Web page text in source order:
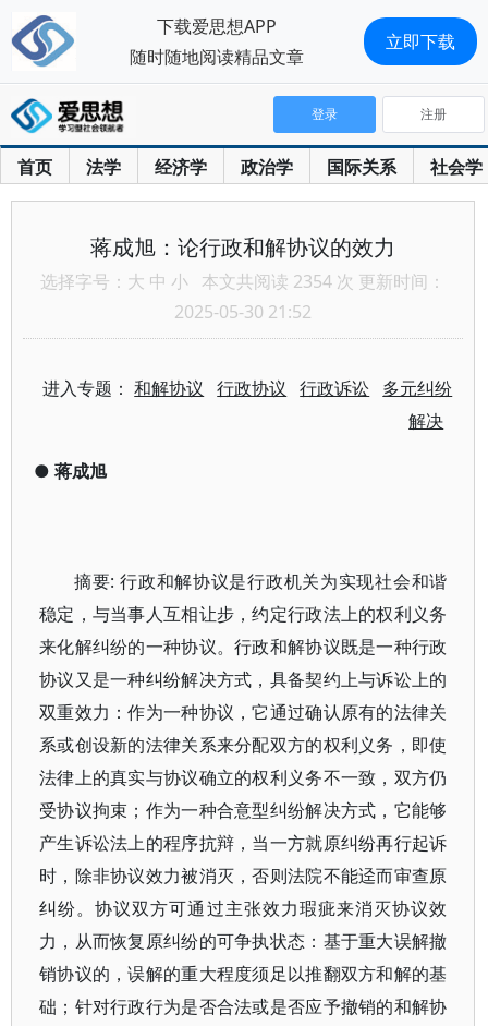
首页 法学 经济学 政治学 国际关系 社会学
登录 注册
蒋成旭：论行政和解协议的效力
选择字号： 大 中 小 本文共阅读 2354 次 更新时间：
2025-05-30 21:52
进入专题：和解协议 行政协议 行政诉讼 多元纠纷
解决
● 蒋成旭
摘要: 行政和解协议是行政机关为实现社会和谐
稳定，与当事人互相让步，约定行政法上的权利义务
来化解纠纷的一种协议。行政和解协议既是一种行政
协议又是一种纠纷解决方式，具备契约上与诉讼上的
双重效力：作为一种协议，它通过确认原有的法律关
系或创设新的法律关系来分配双方的权利义务，即使
法律上的真实与协议确立的权利义务不一致，双方仍
受协议拘束；作为一种合意型纠纷解决方式，它能够
产生诉讼法上的程序抗辩，当一方就原纠纷再行起诉
时，除非协议效力被消灭，否则法院不能迳而审查原
纠纷。协议双方可通过主张效力瑕疵来消灭协议效
力，从而恢复原纠纷的可争执状态：基于重大误解撤
销协议的，误解的重大程度须足以推翻双方和解的基
础；针对行政行为是否合法或是否应予撤销的和解协
下载爱思想APP
随时随地阅读精品文章
立即下载